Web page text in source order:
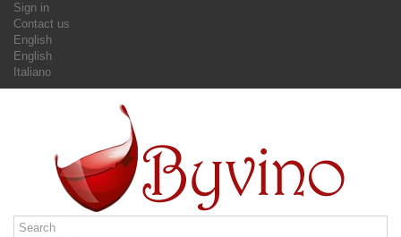
Sign in
Contact us
English
English
Italiano